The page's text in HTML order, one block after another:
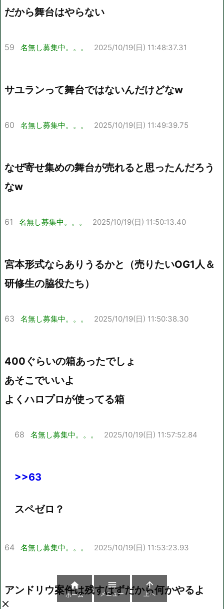
だから舞台はやらない
59 名無し募集中。。。 2025/10/19(日) 11:48:37.31
サユランって舞台ではないんだけどなw
60 名無し募集中。。。 2025/10/19(日) 11:49:39.75
なぜ寄せ集めの舞台が売れると思ったんだろう
なw
61 名無し募集中。。。 2025/10/19(日) 11:50:13.40
宮本形式ならありうるかと（売りたいOG1人＆
研修生の脇役たち）
63 名無し募集中。。。 2025/10/19(日) 11:50:38.30
400ぐらいの箱あったでしょ
あそこでいいよ
よくハロプロが使ってる箱
68 名無し募集中。。。 2025/10/19(日) 11:57:52.84
>>63
スペゼロ？
64 名無し募集中。。。 2025/10/19(日) 11:53:23.93
アンドリウ案件は残すはずだから何かやるよ

ホーム

メニュー

上へ